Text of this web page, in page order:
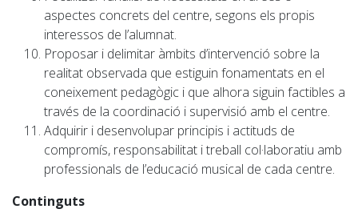
aspectes concrets del centre, segons els propis
interessos de l’alumnat.
Proposar i delimitar àmbits d’intervenció sobre la
realitat observada que estiguin fonamentats en el
coneixement pedagògic i que alhora siguin factibles a
través de la coordinació i supervisió amb el centre.
Adquirir i desenvolupar principis i actituds de
compromís, responsabilitat i treball col·laboratiu amb
professionals de l’educació musical de cada centre.
Continguts